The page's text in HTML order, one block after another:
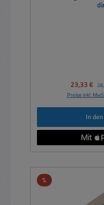
23,33 €
Preise inkl.
In
%Rabatt